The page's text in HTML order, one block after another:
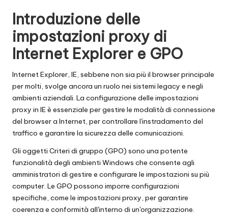
ui
t
a
]
-
O
k
e
y
P
r
o
Introduzione delle
impostazioni proxy di
Internet Explorer e GPO
Internet Explorer, IE, sebbene non sia più il browser principale
per molti, svolge ancora un ruolo nei sistemi legacy e negli
ambienti aziendali. La configurazione delle impostazioni
proxy in IE è essenziale per gestire le modalità di connessione
del browser a Internet, per controllare l'instradamento del
traffico e garantire la sicurezza delle comunicazioni.
Gli oggetti Criteri di gruppo (GPO) sono una potente
funzionalità degli ambienti Windows che consente agli
amministratori di gestire e configurare le impostazioni su più
computer. Le GPO possono imporre configurazioni
specifiche, come le impostazioni proxy, per garantire
coerenza e conformità all'interno di un'organizzazione.